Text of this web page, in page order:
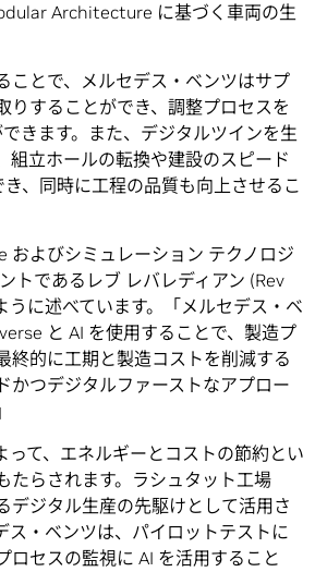
Architecture に基づく車両の生
ことで、メルセデス・ベンツはサプ
りすることができ、調整プロセスを
きます。また、デジタルツインを生
組立ホールの転換や建設のスピード
、同時に工程の品質も向上させるこ
およびシミュレーション テクノロジ
トであるレブ レバレディアン (Rev
に述べています。「メルセデス・ベ
と AI を使用することで、製造プ
終的に工期と製造コストを削減する
かつデジタルファーストなアプロー
って、エネルギーとコストの節約とい
たらされます。ラシュタット工場
デジタル生産の先駆けとして活用さ
ス・ベンツは、パイロットテストに
ロセスの監視に AI を活用すること